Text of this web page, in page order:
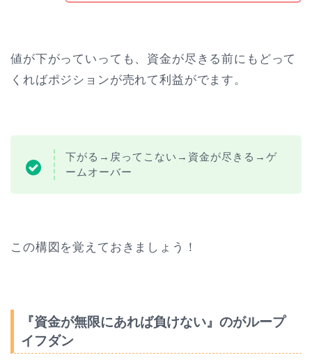
値が下がっていっても、資金が尽きる前にもどって
くればポジションが売れて利益がでます。
下がる→戻ってこない→資金が尽きる→ゲ
ームオーバー
この構図を覚えておきましょう！
『資金が無限にあれば負けない』のがループ
イフダン